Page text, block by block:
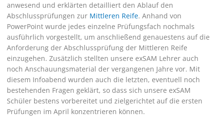
anwesend und erklärten detailliert den Ablauf den
Abschlussprüfungen zur Mittleren Reife. Anhand von
PowerPoint wurde jedes einzelne Prüfungsfach nochmals
ausführlich vorgestellt, um anschließend genauestens auf die
Anforderung der Abschlussprüfung der Mittleren Reife
einzugehen. Zusätzlich stellten unsere exSAM Lehrer auch
noch Anschauungsmaterial der vergangenen Jahre vor. Mit
diesem Infoabend wurden auch die letzten, eventuell noch
bestehenden Fragen geklärt, so dass sich unsere exSAM
Schüler bestens vorbereitet und zielgerichtet auf die ersten
Prüfungen im April konzentrieren können.